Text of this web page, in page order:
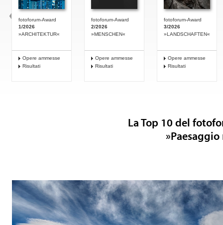
fotoforum-Award
1/2026
»ARCHITEKTUR«
Opere ammesse
Risultati
fotoforum-Award
2/2026
»MENSCHEN«
Opere ammesse
Risultati
fotoforum-Award
3/2026
»LANDSCHAFTEN«
Opere ammesse
Risultati
La Top 10 del